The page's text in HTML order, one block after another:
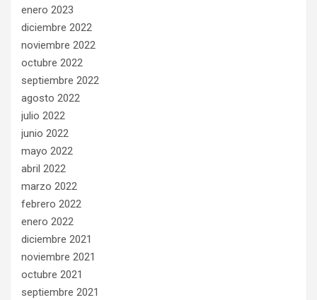
enero 2023
diciembre 2022
noviembre 2022
octubre 2022
septiembre 2022
agosto 2022
julio 2022
junio 2022
mayo 2022
abril 2022
marzo 2022
febrero 2022
enero 2022
diciembre 2021
noviembre 2021
octubre 2021
septiembre 2021